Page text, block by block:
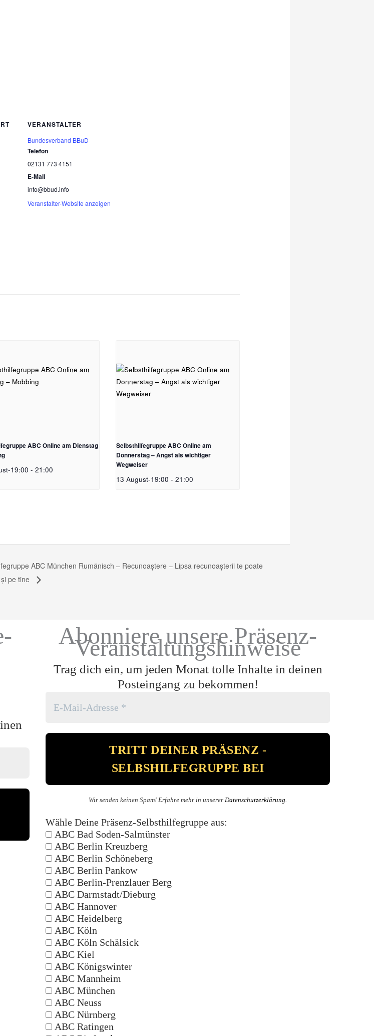
VERANSTALTER
Bundesverband BBuD
Telefon
02131 773 4151
E-Mail
info@bbud.info
Veranstalter-Website anzeigen
ABC Online am Dienstag
19:00 - 21:00
Selbsthilfegruppe ABC Online am
Donnerstag – Angst als wichtiger
Wegweiser
13 August-19:00 - 21:00
ABC München Rumänisch – Recunoaștere – Lipsa recunoașterii te poate
pe tine
Abonniere unsere Präsenz-
Veranstaltungshinweise
Trag dich ein, um jeden Monat tolle Inhalte in deinen
Posteingang zu bekommen!
Wir senden keinen Spam! Erfahre mehr in unserer Datenschutzerklärung
Wähle Deine Präsenz-Selbsthilfegruppe aus:
ABC Bad Soden-Salmünster
ABC Berlin Kreuzberg
ABC Berlin Schöneberg
ABC Berlin Pankow
ABC Berlin-Prenzlauer Berg
ABC Darmstadt/Dieburg
ABC Hannover
ABC Heidelberg
ABC Köln
ABC Köln Schälsick
ABC Kiel
ABC Königswinter
ABC Mannheim
ABC München
ABC Neuss
ABC Nürnberg
ABC Ratingen